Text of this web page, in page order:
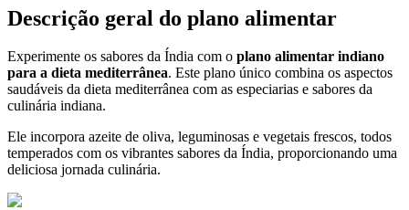
Descrição geral do plano alimentar
Experimente os sabores da Índia com o plano alimentar indiano
para a dieta mediterrânea. Este plano único combina os aspectos
saudáveis da dieta mediterrânea com as especiarias e sabores da
culinária indiana.
Ele incorpora azeite de oliva, leguminosas e vegetais frescos, todos
temperados com os vibrantes sabores da Índia, proporcionando uma
deliciosa jornada culinária.